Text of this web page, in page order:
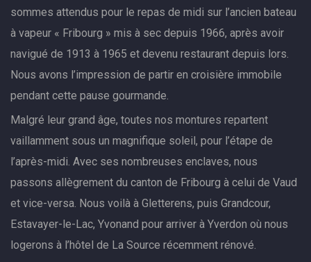
sommes attendus pour le repas de midi sur l’ancien bateau
à vapeur « Fribourg » mis à sec depuis 1966, après avoir
navigué de 1913 à 1965 et devenu restaurant depuis lors.
Nous avons l’impression de partir en croisière immobile
pendant cette pause gourmande.
Malgré leur grand âge, toutes nos montures repartent
vaillamment sous un magnifique soleil, pour l’étape de
l’après-midi. Avec ses nombreuses enclaves, nous
passons allègrement du canton de Fribourg à celui de Vaud
et vice-versa. Nous voilà à Gletterens, puis Grandcour,
Estavayer-le-Lac, Yvonand pour arriver à Yverdon où nous
logerons à l’hôtel de La Source récemment rénové.